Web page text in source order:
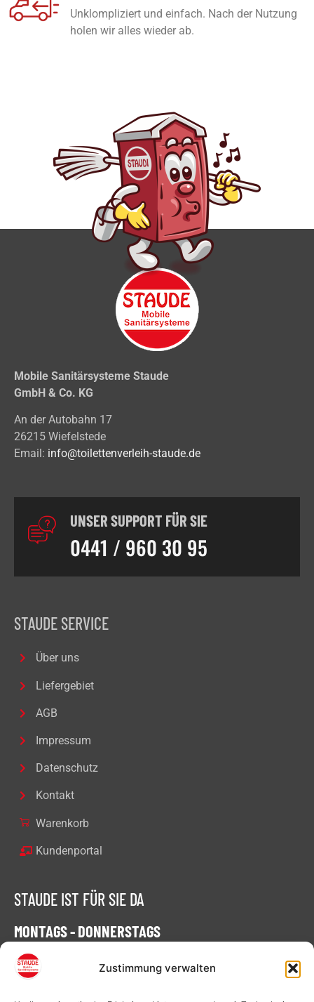
Zustimmung verwalten
Unklompliziert und einfach. Nach der Nutzung
holen wir alles wieder ab.
Mobile Sanitärsysteme Staude
GmbH & Co. KG
An der Autobahn 17
26215 Wiefelstede
Email: info@toilettenverleih-staude.de
UNSER SUPPORT FÜR SIE
0441 / 960 30 95
STAUDE SERVICE
Über uns
Liefergebiet
AGB
Impressum
Datenschutz
Kontakt
Warenkorb
Kundenportal
STAUDE IST FÜR SIE DA
MONTAGS - DONNERSTAGS
07:00 - 16:30 Uhr